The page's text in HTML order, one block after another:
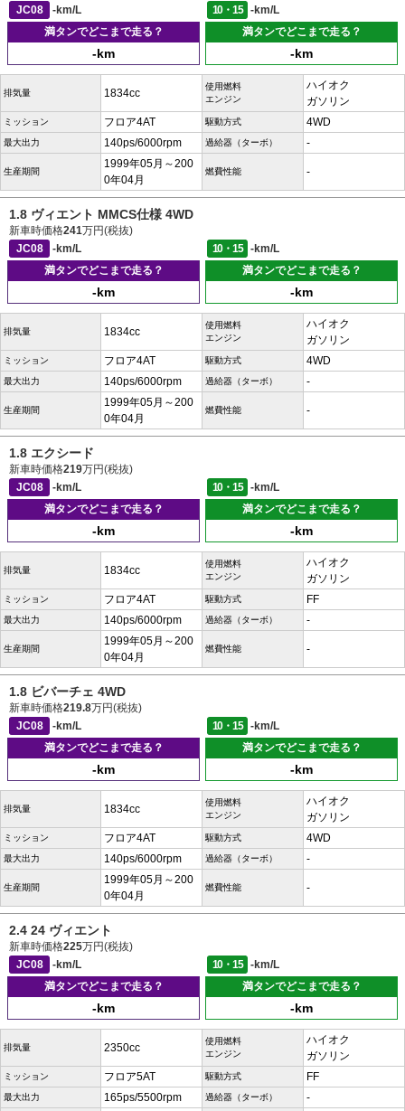
JC08
-km/L 10・15
-km/L
満タンでどこまで走る？
-km
満タンでどこまで走る？
-km
排気量 1834cc
使用燃料
エンジン
ハイオク
ガソリン
ミッション フロア4AT 駆動方式 4WD
最大出力 140ps/6000rpm 過給器（ターボ） -
生産期間
1999年05月～200
0年04月
燃費性能 -
1.8 ヴィエント MMCS仕様 4WD
新車時価格241万円(税抜)
JC08
-km/L 10・15
-km/L
満タンでどこまで走る？
-km
満タンでどこまで走る？
-km
排気量 1834cc
使用燃料
エンジン
ハイオク
ガソリン
ミッション フロア4AT 駆動方式 4WD
最大出力 140ps/6000rpm 過給器（ターボ） -
生産期間
1999年05月～200
0年04月
燃費性能 -
1.8 エクシード
新車時価格219万円(税抜)
JC08
-km/L 10・15
-km/L
満タンでどこまで走る？
-km
満タンでどこまで走る？
-km
排気量 1834cc
使用燃料
エンジン
ハイオク
ガソリン
ミッション フロア4AT 駆動方式 FF
最大出力 140ps/6000rpm 過給器（ターボ） -
生産期間
1999年05月～200
0年04月
燃費性能 -
1.8 ビバーチェ 4WD
新車時価格219.8万円(税抜)
JC08
-km/L 10・15
-km/L
満タンでどこまで走る？
-km
満タンでどこまで走る？
-km
排気量 1834cc
使用燃料
エンジン
ハイオク
ガソリン
ミッション フロア4AT 駆動方式 4WD
最大出力 140ps/6000rpm 過給器（ターボ） -
生産期間
1999年05月～200
0年04月
燃費性能 -
2.4 24 ヴィエント
新車時価格225万円(税抜)
JC08
-km/L 10・15
-km/L
満タンでどこまで走る？
-km
満タンでどこまで走る？
-km
排気量 2350cc
使用燃料
エンジン
ハイオク
ガソリン
ミッション フロア5AT 駆動方式 FF
最大出力 165ps/5500rpm 過給器（ターボ） -